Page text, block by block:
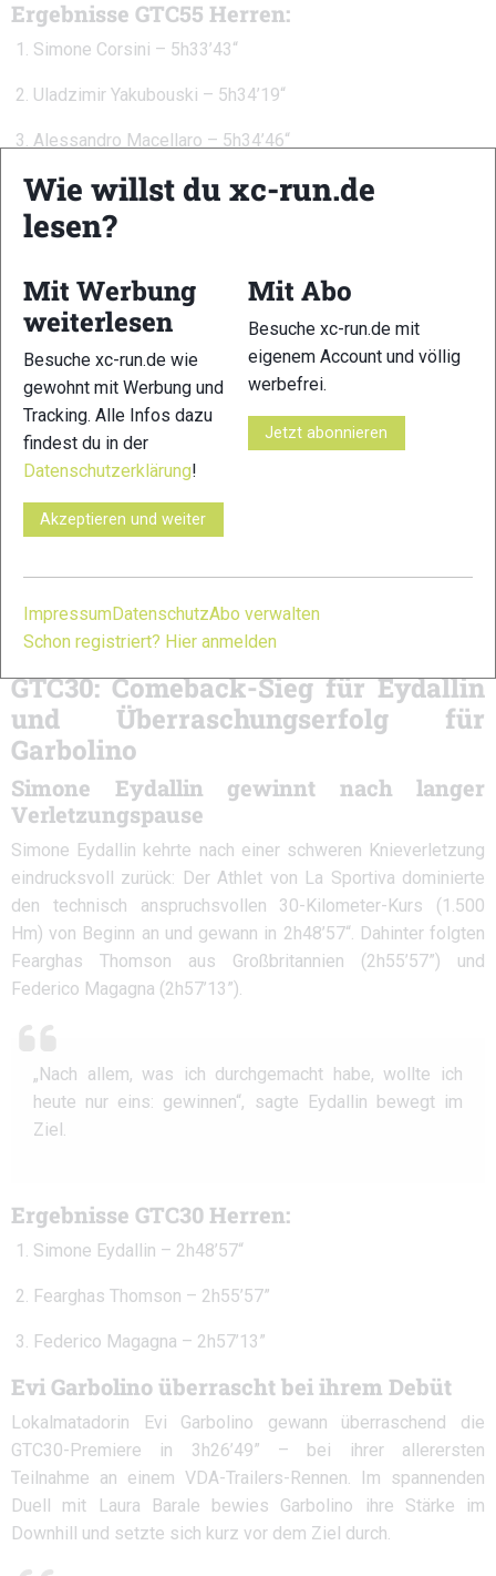
Ergebnisse GTC55 Herren:
Simone Corsini – 5h33’43“
Uladzimir Yakubouski – 5h34’19“
Alessandro Macellaro – 5h34’46“
Margherita Vitali mit Start-Ziel-Sieg bei den
Frauen
Chance. In 6h24’50“ gewann sie nicht nur souverän, sondern
erreichte auch den 6. Gesamtrang. Es war ihr dritter
Saisonsieg nach dem Sciacchetrail und dem Campo dei Fiori
Trail.
„Ich wollte einfach genießen, ohne an das Podium zu
denken – und es hat funktioniert“, sagte Vitali nach dem
Rennen.
Hinter ihr lieferten sich Sonia Chiapello (7h15’13“) und Lena
Glasbrenner (7h16’40“) ein enges Rennen um Platz zwei.
GTC30: Comeback-Sieg für Eydallin
und Überraschungserfolg für
Garbolino
Simone Eydallin gewinnt nach langer
Verletzungspause
Simone Eydallin kehrte nach einer schweren Knieverletzung
eindrucksvoll zurück: Der Athlet von La Sportiva dominierte
den technisch anspruchsvollen 30-Kilometer-Kurs (1.500
Hm) von Beginn an und gewann in 2h48’57“. Dahinter folgten
Fearghas Thomson aus Großbritannien (2h55’57”) und
Federico Magagna (2h57’13”).
„Nach allem, was ich durchgemacht habe, wollte ich
heute nur eins: gewinnen“, sagte Eydallin bewegt im
Ziel.
Ergebnisse GTC30 Herren:
Simone Eydallin – 2h48’57“
Fearghas Thomson – 2h55’57”
Federico Magagna – 2h57’13”
Evi Garbolino überrascht bei ihrem Debüt
Lokalmatadorin Evi Garbolino gewann überraschend die
GTC30-Premiere in 3h26’49” – bei ihrer allerersten
Teilnahme an einem VDA-Trailers-Rennen. Im spannenden
Duell mit Laura Barale bewies Garbolino ihre Stärke im
Downhill und setzte sich kurz vor dem Ziel durch.
Wie willst du xc-run.de
lesen?
Mit Werbung
weiterlesen
Besuche xc-run.de wie
gewohnt mit Werbung und
Tracking. Alle Infos dazu
findest du in der
Datenschutzerklärung!
Akzeptieren und weiter
Mit Abo
Besuche xc-run.de mit
eigenem Account und völlig
werbefrei.
Jetzt abonnieren
ImpressumDatenschutzAbo verwalten
Schon registriert? Hier anmelden